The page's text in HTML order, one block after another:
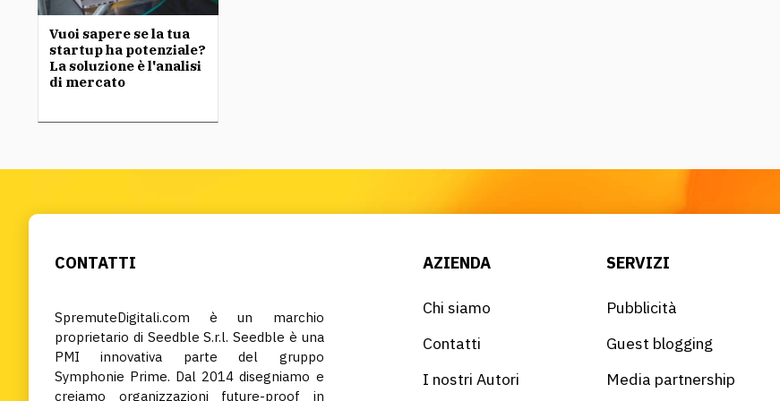
Vuoi sapere se la tua
startup ha potenziale?
La soluzione è l'analisi
di mercato
CONTATTI
SpremuteDigitali.com è un marchio
proprietario di Seedble S.r.l. Seedble è una
PMI innovativa parte del gruppo
Symphonie Prime. Dal 2014 disegniamo e
creiamo organizzazioni future-proof in
AZIENDA
Chi siamo
Contatti
I nostri Autori
SERVIZI
Pubblicità
Guest blogging
Media partnership